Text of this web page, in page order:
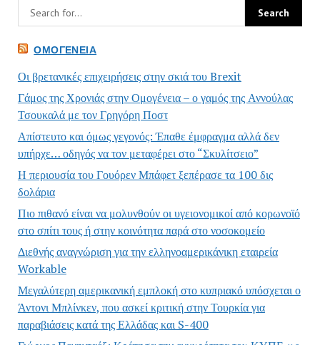
ΟΜΟΓΈΝΕΙΑ
Οι βρετανικές επιχειρήσεις στην σκιά του Brexit
Γάμος της Χρονιάς στην Ομογένεια – ο γαμός της Αννούλας
Τσουκαλά με τον Γρηγόρη Ποστ
Απίστευτο και όμως γεγονός: Έπαθε έμφραγμα αλλά δεν
υπήρχε… οδηγός να τον μεταφέρει στο “Σκυλίτσειο”
Η περιουσία του Γουόρεν Μπάφετ ξεπέρασε τα 100 δις
δολάρια
Πιο πιθανό είναι να μολυνθούν οι υγειονομικοί από κορωνοϊό
στο σπίτι τους ή στην κοινότητα παρά στο νοσοκομείο
Διεθνής αναγνώριση για την ελληνοαμερικάνικη εταιρεία
Workable
Μεγαλύτερη αμερικανική εμπλοκή στο κυπριακό υπόσχεται ο
Άντονι Μπλίνκεν, που ασκεί κριτική στην Τουρκία για
παραβιάσεις κατά της Ελλάδας και S-400